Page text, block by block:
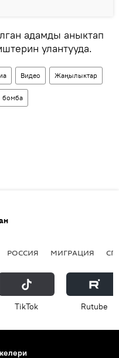
адамды аныктап
улантууда.
Видео Жаңылыктар
бомба
РОССИЯ МИГРАЦИЯ
ТikТоk Rutube